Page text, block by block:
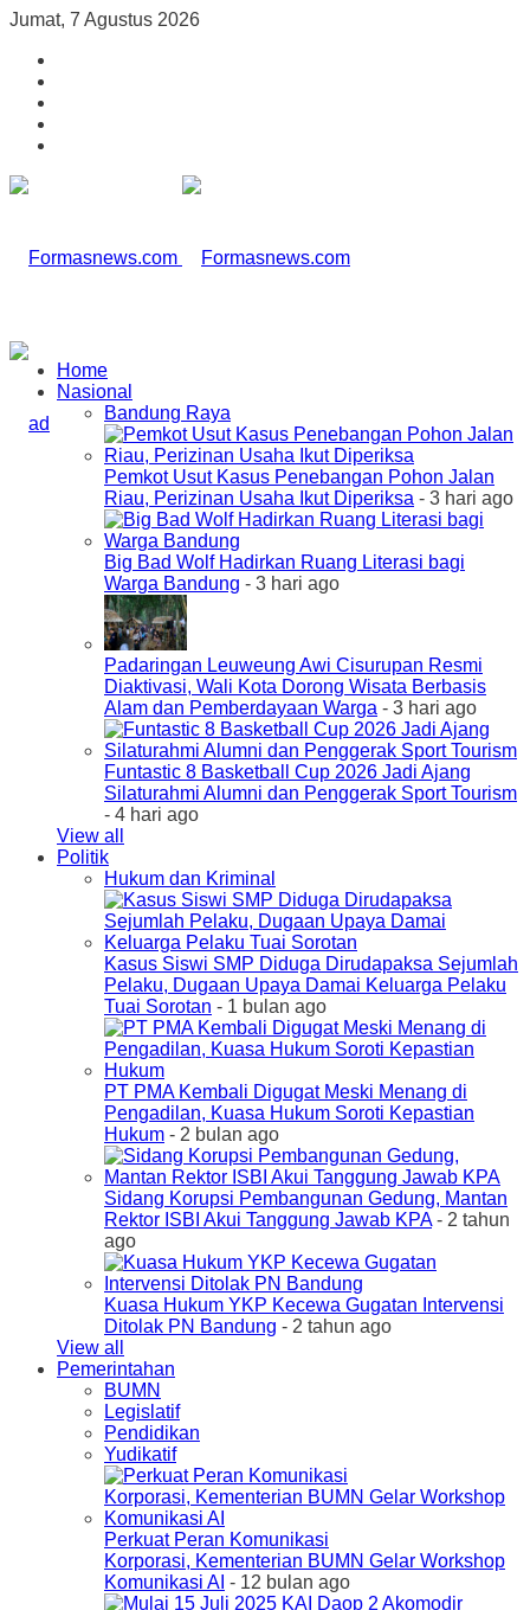
Jumat, 7 Agustus 2026
Home
Nasional
Bandung Raya
Pemkot Usut Kasus Penebangan Pohon Jalan
Riau, Perizinan Usaha Ikut Diperiksa - 3 hari ago
Big Bad Wolf Hadirkan Ruang Literasi bagi
Warga Bandung - 3 hari ago
Padaringan Leuweung Awi Cisurupan Resmi
Diaktivasi, Wali Kota Dorong Wisata Berbasis
Alam dan Pemberdayaan Warga - 3 hari ago
Funtastic 8 Basketball Cup 2026 Jadi Ajang
Silaturahmi Alumni dan Penggerak Sport Tourism
- 4 hari ago
View all
Politik
Hukum dan Kriminal
Kasus Siswi SMP Diduga Dirudapaksa Sejumlah
Pelaku, Dugaan Upaya Damai Keluarga Pelaku
Tuai Sorotan - 1 bulan ago
PT PMA Kembali Digugat Meski Menang di
Pengadilan, Kuasa Hukum Soroti Kepastian
Hukum - 2 bulan ago
Sidang Korupsi Pembangunan Gedung, Mantan
Rektor ISBI Akui Tanggung Jawab KPA- 2 tahun
ago
Kuasa Hukum YKP Kecewa Gugatan Intervensi
Ditolak PN Bandung - 2 tahun ago
View all
Pemerintahan
BUMN
Legislatif
Pendidikan
Yudikatif
Perkuat Peran Komunikasi
Korporasi, Kementerian BUMN Gelar Workshop
Komunikasi AI - 12 bulan ago